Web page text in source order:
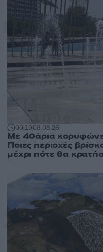
00:1908.08.26
Με 40άρια
Ποιες περιοχές
μέχρι πότε θα